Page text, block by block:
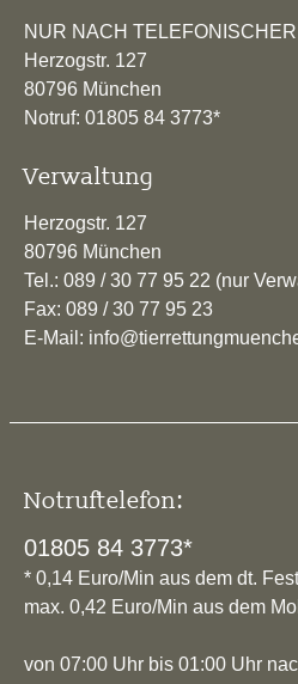
NUR NACH
Herzogstr. 127
80796 München
Notruf: 01805 84 3773*
Verwaltung
Herzogstr. 127
80796 München
Tel.: 089 / 30 77 95 22 (nur
Fax: 089 / 30 77 95 23
E-Mail:
Notruftelefon:
01805 84 3773*
* 0,14 Euro/Min aus dem dt.
max. 0,42 Euro/Min aus dem
von 07:00 Uhr bis 01:00 Uhr